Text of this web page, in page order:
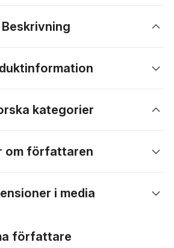
Beskrivning
kategorier
om författaren
i media
författare